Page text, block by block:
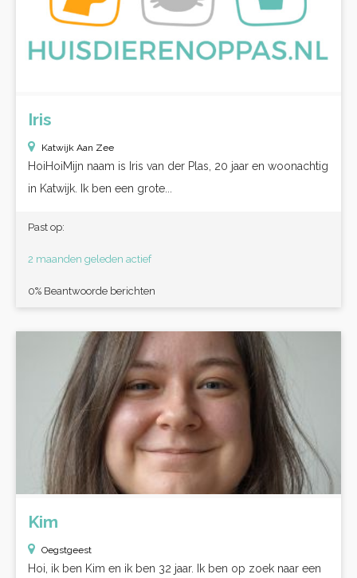
Iris
Katwijk Aan Zee
HoiHoiMijn naam is Iris van der Plas, 20 jaar en woonachtig
in Katwijk. Ik ben een grote...
Past op:
2 maanden geleden actief
0% Beantwoorde berichten
Kim
Oegstgeest
Hoi, ik ben Kim en ik ben 32 jaar. Ik ben op zoek naar een